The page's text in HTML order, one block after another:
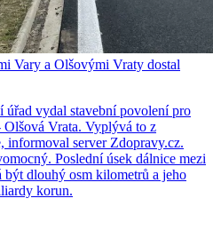
Vary a Olšovými Vraty dostal
úřad vydal stavební povolení pro
Vrata. Vyplývá to z
informoval server Zdopravy.cz.
Poslední úsek dálnice mezi
být dlouhý osm kilometrů a jeho
korun.